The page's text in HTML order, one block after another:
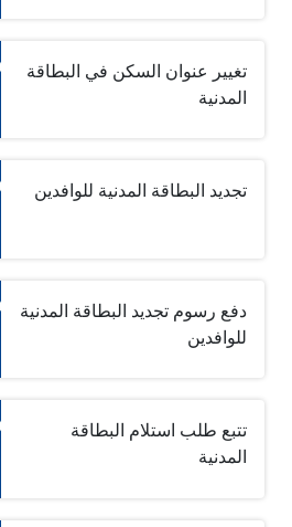
تغيير عنوان السكن في البطاقة
المدنية
تجديد البطاقة المدنية للوافدين
دفع رسوم تجديد البطاقة المدنية
للوافدين
تتبع طلب استلام البطاقة
المدنية